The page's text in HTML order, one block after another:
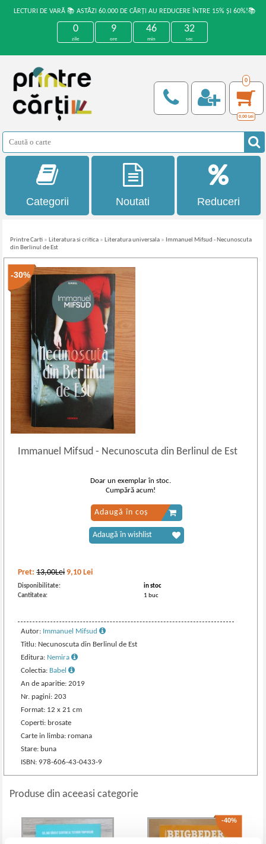
LECTURI DE VARĂ 📚 ASTĂZI 60.000 DE CĂRȚI AU REDUCERE ÎNTRE 15% ȘI 60%!📚
0
zile
9
ore
46
min
32
sec
0
0,00 Lei
Categorii Noutati Reduceri
Printre Carti » Literatura si critica » Literatura universala » Immanuel Mifsud - Necunoscuta
din Berlinul de Est
-30%
Immanuel Mifsud- Necunoscuta din Berlinul de Est
Pret:13,00Lei 9,10 Lei
Disponibilitate:
in stoc
Cantitatea:
1 buc
Autor: Immanuel Mifsud
Titlu: Necunoscuta din Berlinul de Est
Editura: Nemira
Colectia: Babel
An de aparitie: 2019
Nr. pagini: 203
Format: 12 x 21 cm
Coperti: brosate
Carte in limba: romana
Stare: buna
ISBN: 978-606-43-0433-9
Doar un exemplar în stoc.
Cumpără acum!
Adaugă în coș
Adaugă în wishlist
Produse din aceeasi categorie
-40%